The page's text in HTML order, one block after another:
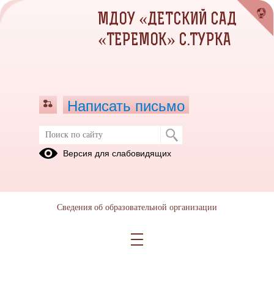
МДОУ «ДЕТСКИЙ САД
«ТЕРЕМОК» С.ТУРКА
Написать письмо
Версия для слабовидящих
Сведения об образовательной организации